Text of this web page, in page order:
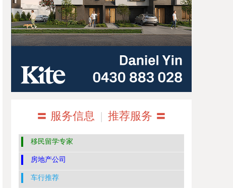
〓 服务信息 | 推荐服务 〓
移民留学专家
房地产公司
车行推荐